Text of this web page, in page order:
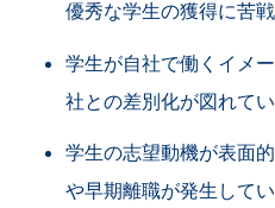
優秀な学生の獲得に苦
学生が自社で働くイメ
社との差別化が図れて
学生の志望動機が表面
や早期離職が発生して